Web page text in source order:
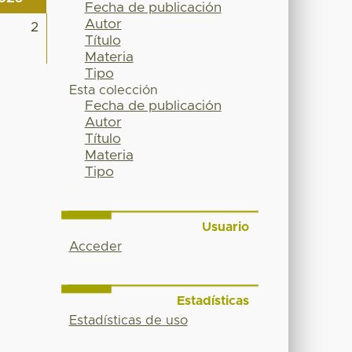
2
Fecha de publicación
Autor
Título
Materia
Tipo
Esta colección
Fecha de publicación
Autor
Título
Materia
Tipo
Usuario
Acceder
Estadísticas
Estadísticas de uso